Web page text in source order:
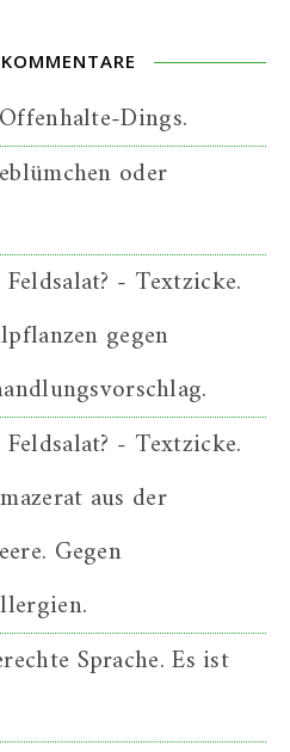
Dings.
oder
- Textzicke.
gegen
- Textzicke.
aus der
Gegen
Sprache. Es ist